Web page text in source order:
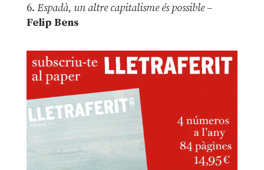
6. Espadà, un altre capitalisme és possible –
Felip Bens